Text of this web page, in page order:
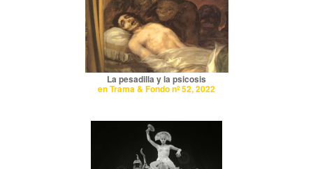
La pesadilla y la psicosis
en Trama & Fondo nº 52, 2022